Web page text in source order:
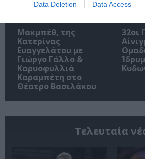
Data Deletion Data Access
Μακμπέθ, της
Κατερίνας
Ευαγγελάτου με
Γιώργο Γάλλο &
Καρυοφυλλιά
Καραμπέτη στο
Θέατρο Βασιλάκου
32οι
Τελευταία